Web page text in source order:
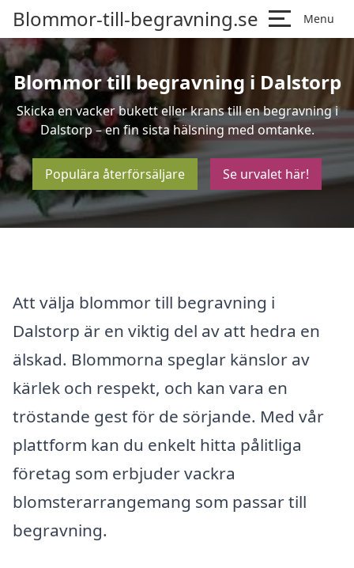
Blommor-till-begravning.se Menu
Blommor till begravning i Dalstorp
Skicka en vacker bukett eller krans till en begravning i
Dalstorp – en fin sista hälsning med omtanke.
Populära återförsäljare Se urvalet här!
Att välja blommor till begravning i
Dalstorp är en viktig del av att hedra en
älskad. Blommorna speglar känslor av
kärlek och respekt, och kan vara en
tröstande gest för de sörjande. Med vår
plattform kan du enkelt hitta pålitliga
företag som erbjuder vackra
blomsterarrangemang som passar till
begravning.